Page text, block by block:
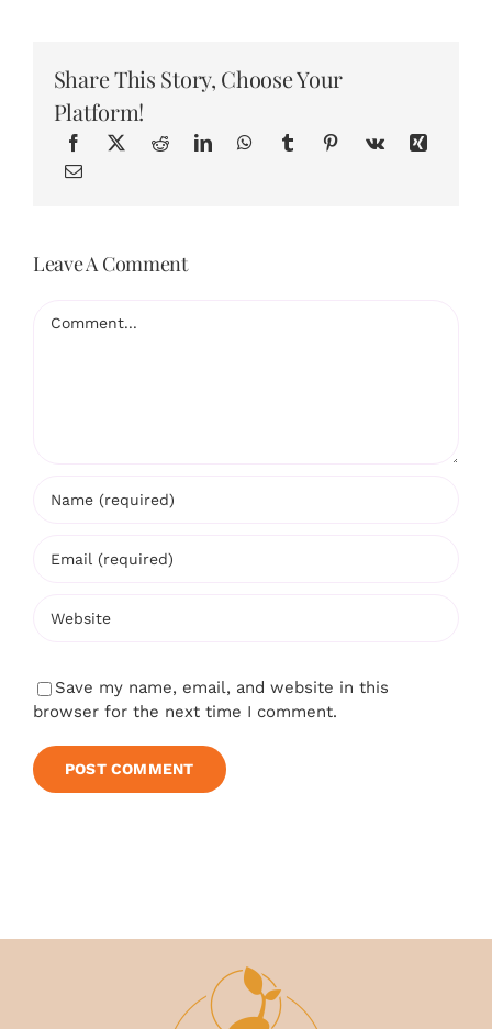
Share This Story, Choose Your
Platform!
Leave A Comment
Save my name, email, and website in this
browser for the next time I comment.